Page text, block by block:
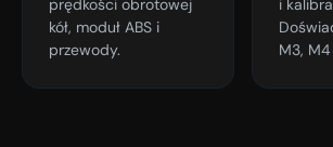
prędkości obrotowej
kół, moduł ABS i
przewody.
i
M3,